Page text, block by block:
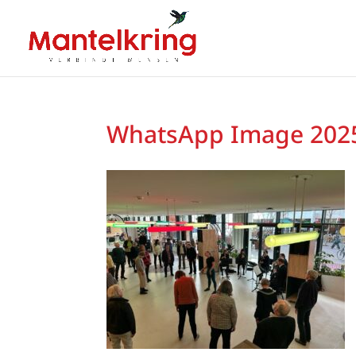
WhatsApp Image